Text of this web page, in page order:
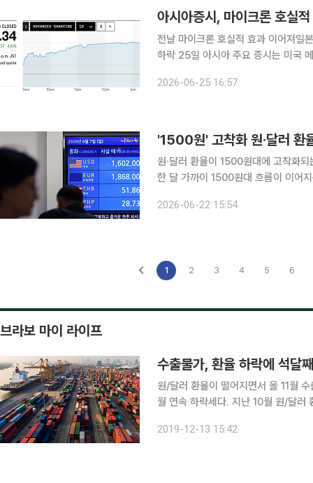
아시아증시, 마이크론 호
전날 마이크론 호실적 효과 이어져일
하락 25일 아시아 주요 증시는 미국 메모리 반도체 기업 마이크론 테크놀로지의 어닝 서프라이즈
다만 홍콩 증시는 무역 수지 발표를
2026-06-25 16:57
'1500원' 고착화 원·달러 환
원·달러 환율이 1500원대에 고착화
한 달 가까이 1500원대 흐름이 이어
2026-06-22 15:54
1 2 3 4 5 6
브라보 마이 라이프
수출물가, 환율 하락에 석달
원/달러 환율이 떨어지면서 올 11월
월 연속 하락세다. 지난 10월 원/달러
데 환율이 내려가면 평소보다 줄어든
2019-12-13 15:42